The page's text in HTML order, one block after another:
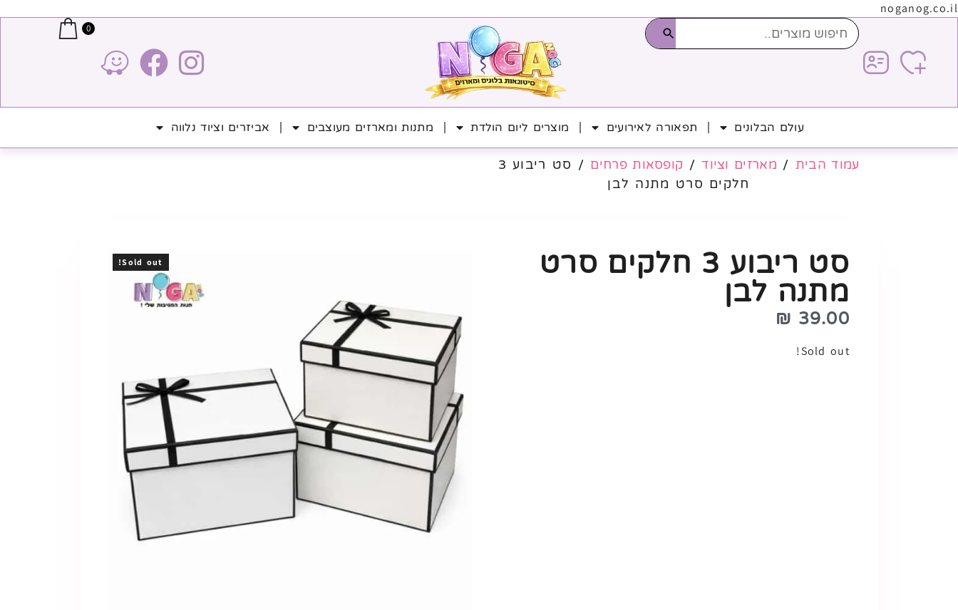
noganog.co.il
0
עולם הבלונים תפאורה לאירועים מוצרים ליום הולדת מתנות ומארזים מעוצבים אביזרים וציוד נלווה
עמוד הבית / מארזים וציוד/ קופסאות פרחים
/ סט ריבוע 3
חלקים סרט מתנה לבן
סט ריבוע 3 חלקים סרט
מתנה לבן
39.00
₪
Sold out!
Sold out!